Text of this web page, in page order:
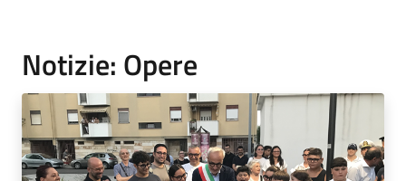
Notizie: Opere